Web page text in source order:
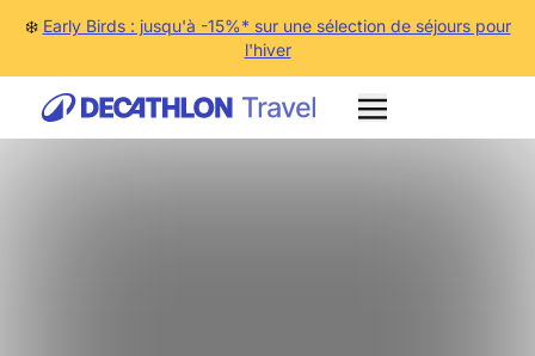
❄️ Early Birds : jusqu'à -15%* sur une sélection de séjours pour
l'hiver